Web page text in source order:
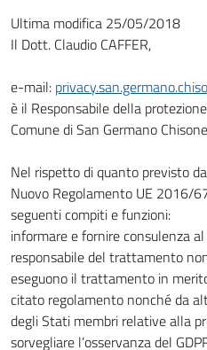
Ultima modifica 25/05/2018
Il Dott. Claudio CAFFER,
e-mail:
è il Responsabile della
Comune di San Germano
Nel rispetto di quanto previsto
Nuovo Regolamento UE 2016/
seguenti compiti e funzioni:
informare e fornire consulenza
responsabile del trattamento
eseguono il trattamento in
citato regolamento nonché da
degli Stati membri relative alla
sorvegliare l’osservanza del